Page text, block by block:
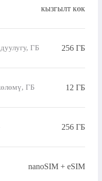
кызгылт көк
ГБ 256 ГБ
ГБ 12 ГБ
256 ГБ
nanoSIM + eSIM